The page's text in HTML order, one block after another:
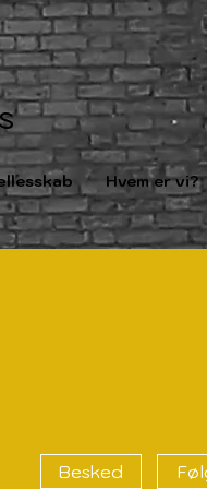
Hvem er vi?
Besked